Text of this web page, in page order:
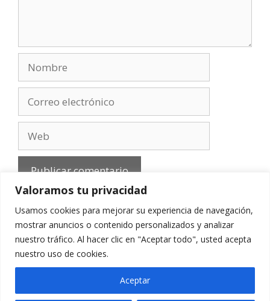
Valoramos tu privacidad
Usamos cookies para mejorar su experiencia de navegación,
mostrar anuncios o contenido personalizados y analizar
nuestro tráfico. Al hacer clic en "Aceptar todo", usted acepta
nuestro uso de cookies.
Aceptar
electrónico
Aviso Legal-Política de privacidad
Contacto